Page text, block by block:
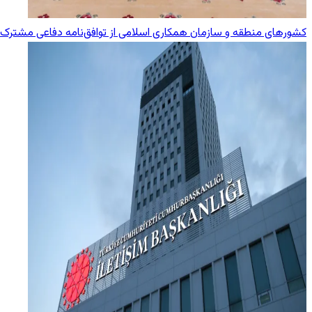
کشورهای منطقه و سازمان همکاری اسلامی از توافق‌نامه دفاعی